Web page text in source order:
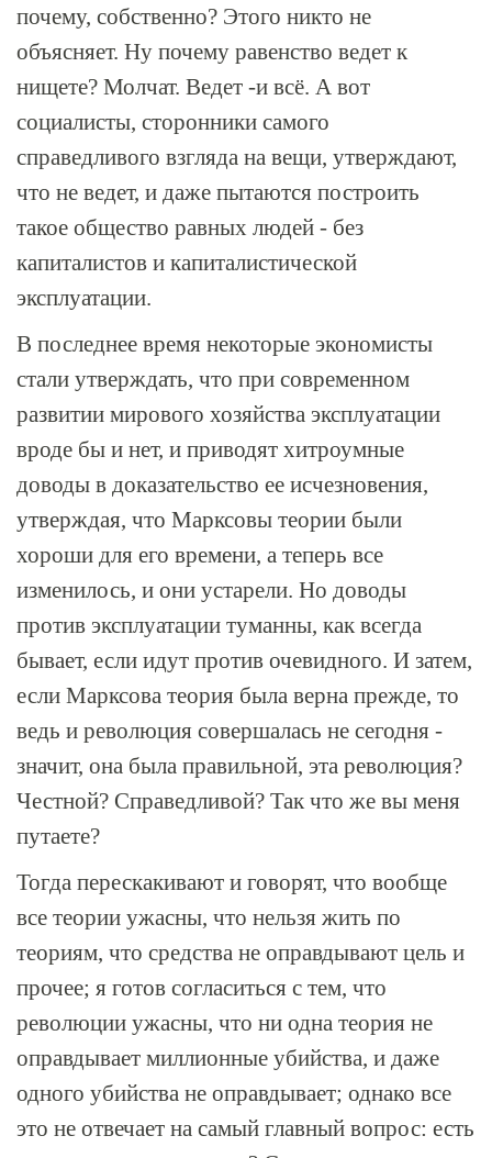
почему, собственно? Этого никто не
объясняет. Ну почему равенство ведет к
нищете? Молчат. Ведет -и всё. А вот
социалисты, сторонники самого
справедливого взгляда на вещи, утверждают,
что не ведет, и даже пытаются построить
такое общество равных людей - без
капиталистов и капиталистической
эксплуатации.
В последнее время некоторые экономисты
стали утверждать, что при современном
развитии мирового хозяйства эксплуатации
вроде бы и нет, и приводят хитроумные
доводы в доказательство ее исчезновения,
утверждая, что Марксовы теории были
хороши для его времени, а теперь все
изменилось, и они устарели. Но доводы
против эксплуатации туманны, как всегда
бывает, если идут против очевидного. И затем,
если Марксова теория была верна прежде, то
ведь и революция совершалась не сегодня -
значит, она была правильной, эта революция?
Честной? Справедливой? Так что же вы меня
путаете?
Тогда перескакивают и говорят, что вообще
все теории ужасны, что нельзя жить по
теориям, что средства не оправдывают цель и
прочее; я готов согласиться с тем, что
революции ужасны, что ни одна теория не
оправдывает миллионные убийства, и даже
одного убийства не оправдывает; однако все
это не отвечает на самый главный вопрос: есть